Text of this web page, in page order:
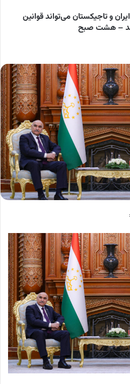
و تاجیکستان می‌تواند قوانین
کند – هشت صبح